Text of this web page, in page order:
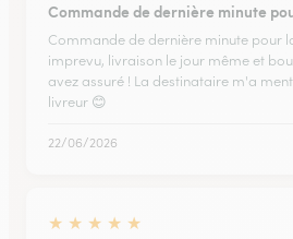
Commande de dernière minute
Commande de dernière minute pour
imprevu, livraison le jour même et
avez assuré ! La destinataire m'a
livreur 😊
22/06/2026
★ ★ ★ ★ ★